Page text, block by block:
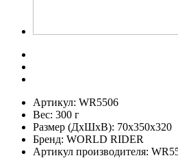
Артикул: WR5506
Вес: 300 г
Размер (ДхШхВ): 70x350x320
Бренд: WORLD RIDER
Артикул производителя: